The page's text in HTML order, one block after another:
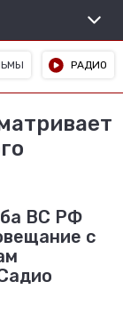
РАДИО
ВС РФ
с